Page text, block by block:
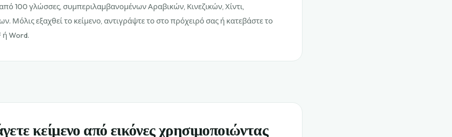
100 γλώσσες, συμπεριλαμβανομένων Αραβικών, Κινεζικών, Χίντι,
Μόλις εξαχθεί το κείμενο, αντιγράψτε το στο πρόχειρό σας ή κατεβάστε το
ή Word.
κείμενο από εικόνες χρησιμοποιώντας